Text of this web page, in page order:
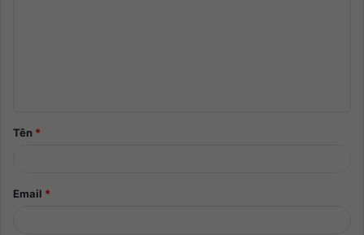
Tên *
Email *